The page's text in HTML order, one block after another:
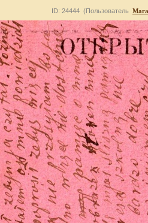
ID: 24444 (Пользователь